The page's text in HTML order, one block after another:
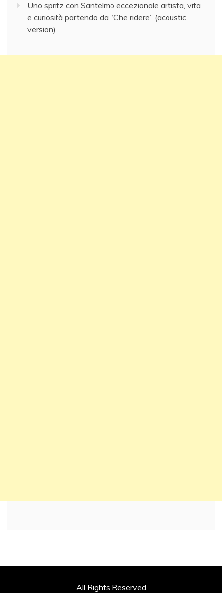
Uno spritz con Santelmo eccezionale artista, vita
e curiosità partendo da “Che ridere” (acoustic
version)
All Rights Reserved